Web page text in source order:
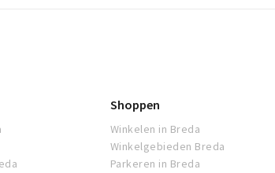
Shoppen
Winkelen in Breda
Winkelgebieden Breda
Parkeren in Breda